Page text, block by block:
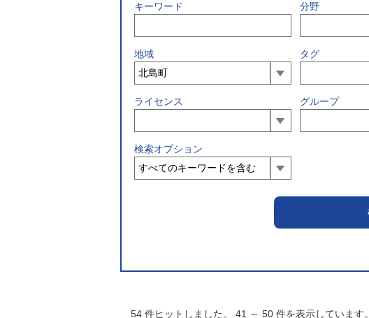
キーワード 分野
地域 タグ
ライセンス グループ
検索オプション
54 件ヒットしました。 41 ～ 50 件を表示しています。